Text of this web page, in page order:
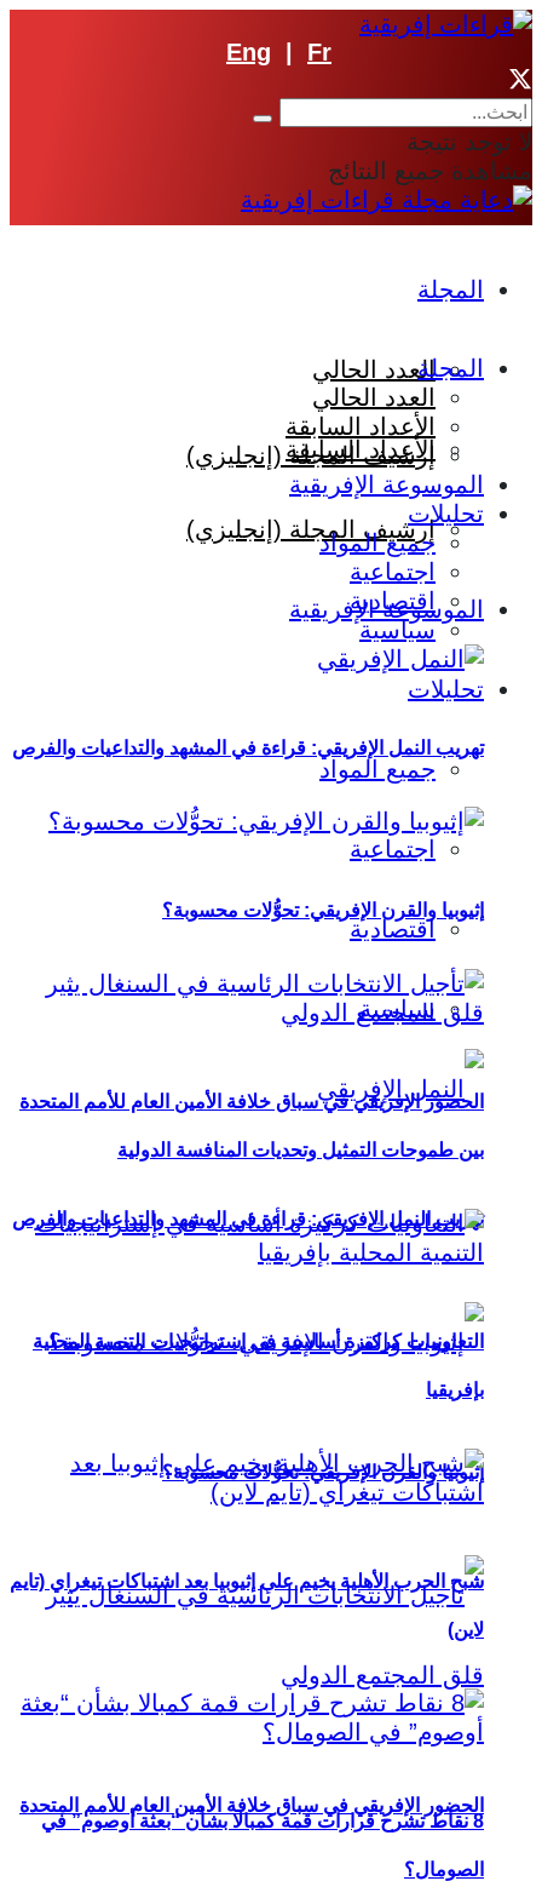
Eng Fr
لا توجد نتيجة
مشاهدة جميع النتائج
المجلة
العدد الحالي
الأعداد السابقة
إرشيف المجلة (إنجليزي)
الموسوعة الإفريقية
تحليلات
جميع المواد
اجتماعية
اقتصادية
سياسية
تهريب النمل الإفريقي: قراءة في المشهد والتداعيات والفرص
إثيوبيا والقرن الإفريقي: تحوُّلات محسوبة؟
الحضور الإفريقي في سباق خلافة الأمين العام للأمم المتحدة
المجلة
العدد الحالي
الأعداد السابقة
إرشيف المجلة (إنجليزي)
الموسوعة الإفريقية
تحليلات
جميع المواد
اجتماعية
اقتصادية
سياسية
تهريب النمل الإفريقي: قراءة في المشهد والتداعيات والفرص
إثيوبيا والقرن الإفريقي: تحوُّلات محسوبة؟
الحضور الإفريقي في سباق خلافة الأمين العام للأمم المتحدة
بين طموحات التمثيل وتحديات المنافسة الدولية
التعاونيات كركيزة أساسية في إستراتيجيات التنمية المحلية
بإفريقيا
شبح الحرب الأهلية يخيم على إثيوبيا بعد اشتباكات تيغراي (تايم
لاين)
8 نقاط تشرح قرارات قمة كمبالا بشأن “بعثة أوصوم” في
الصومال؟